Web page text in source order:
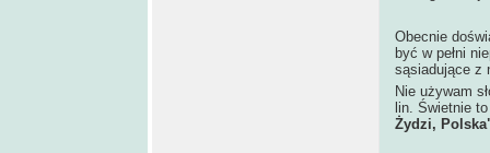
Obecnie
być w pełni
sąsiadujące z
Nie używam
lin. Świetnie
Żydzi,